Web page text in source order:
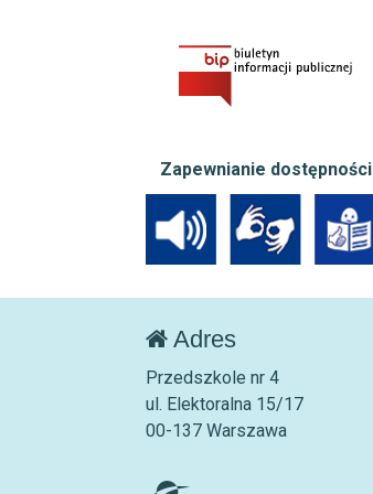
Zapewnianie dostępności
Adres
Przedszkole nr 4
ul. Elektoralna 15/17
00-137 Warszawa